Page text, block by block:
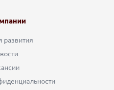
развития